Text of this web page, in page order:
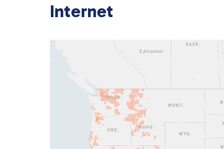
Internet